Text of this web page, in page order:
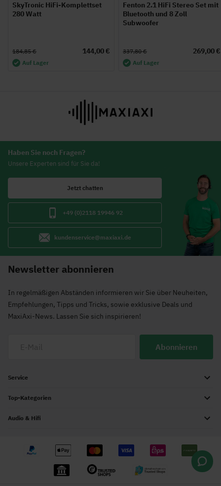
SkyTronic HiFi-Komplettset
280 Watt
144,00 €
184,85 €
Auf Lager
Fenton 2.1 HiFi Stereo Set mit
Bluetooth und 8 Zoll
Subwoofer
269,00 €
337,80 €
Auf Lager
Haben Sie noch Fragen?
Unsere Experten sind für Sie da!
Jetzt chatten
+49 (0)2118 19946 92
kundenservice@maxiaxi.de
Newsletter abonnieren
In regelmäßigen Abständen informieren wir Sie über Neuheiten,
Empfehlungen, Tipps und Tricks, sowie exklusive Deals und
MaxiAxi-News. Lassen Sie sich inspirieren!
Abonnieren
Service
Top-Kategorien
Audio & Hifi